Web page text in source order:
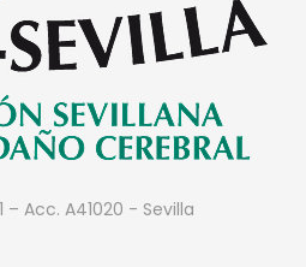
– Acc. A41020 - Sevilla